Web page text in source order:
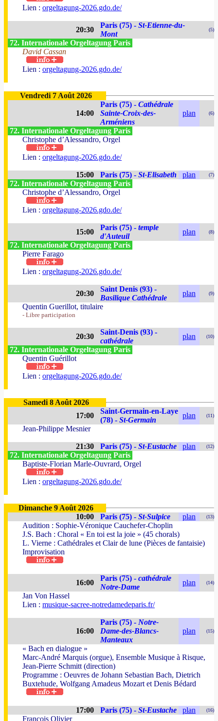
Lien : orgeltagung-2026.gdo.de/
20:30
Paris (75) - St-Etienne-du-
Mont
(5)
72. Internationale Orgeltagung Paris
David Cassan
Lien : orgeltagung-2026.gdo.de/
Vendredi 7 Août 2026
14:00
Paris (75) - Cathédrale
Sainte-Croix-des-
Arméniens
plan (6)
72. Internationale Orgeltagung Paris
Christophe d’Alessandro, Orgel
Lien : orgeltagung-2026.gdo.de/
15:00 Paris (75) - St-Elisabeth plan (7)
72. Internationale Orgeltagung Paris
Christophe d’Alessandro, Orgel
Lien : orgeltagung-2026.gdo.de/
15:00
Paris (75) - temple
d'Auteuil
plan (8)
72. Internationale Orgeltagung Paris
Pierre Farago
Lien : orgeltagung-2026.gdo.de/
20:30
Saint Denis (93) -
Basilique Cathédrale
plan (9)
Quentin Guerillot, titulaire
- Libre participation
20:30
Saint-Denis (93) -
cathédrale
plan (10)
72. Internationale Orgeltagung Paris
Quentin Guérillot
Lien : orgeltagung-2026.gdo.de/
Samedi 8 Août 2026
17:00
Saint-Germain-en-Laye
(78) - St-Germain
plan (11)
Jean-Philippe Mesnier
21:30 Paris (75) - St-Eustache plan (12)
72. Internationale Orgeltagung Paris
Baptiste-Florian Marle-Ouvrard, Orgel
Lien : orgeltagung-2026.gdo.de/
Dimanche 9 Août 2026
10:00
Paris (75) - St-Sulpice plan (13)
Audition : Sophie-Véronique Cauchefer-Choplin
J.S. Bach : Choral « En toi est la joie » (45 chorals)
L. Vierne : Cathédrales et Clair de lune (Pièces de fantaisie)
Improvisation
16:00
Paris (75) - cathédrale
Notre-Dame
plan (14)
Jan Von Hassel
Lien : musique-sacree-notredamedeparis.fr/
16:00
Paris (75) - Notre-
Dame-des-Blancs-
Manteaux
plan (15)
« Bach en dialogue »
Marc-André Marquis (orgue), Ensemble Musique à Risque,
Jean-Pierre Schmitt (direction)
Programme : Oeuvres de Johann Sebastian Bach, Dietrich
Buxtehude, Wolfgang Amadeus Mozart et Denis Bédard
17:00 Paris (75) - St-Eustache plan (16)
François Olivier